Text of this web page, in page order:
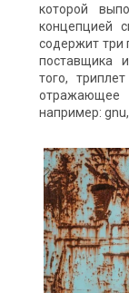
которой
концепцией
содержит три
поставщика
того,
например: